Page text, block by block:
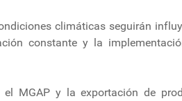
climáticas seguirán
constante y la
MGAP y la exportación de